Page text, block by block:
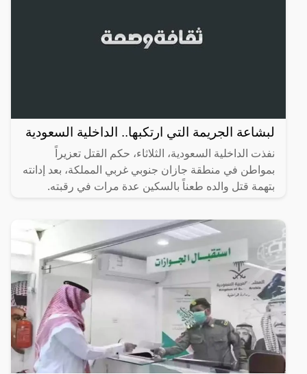
لبشاعة الجريمة التي ارتكبها.. الداخلية السعودية
نفذت الداخلية السعودية، الثلاثاء، حكم القتل تعزيراً
بمواطن في منطقة جازان جنوبي غربي المملكة، بعد إدانته
بتهمة قتل والده طعناً بالسكين عدة مرات في رقبته.